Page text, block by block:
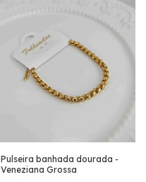
Pulseira banhada dourada -
Veneziana Grossa